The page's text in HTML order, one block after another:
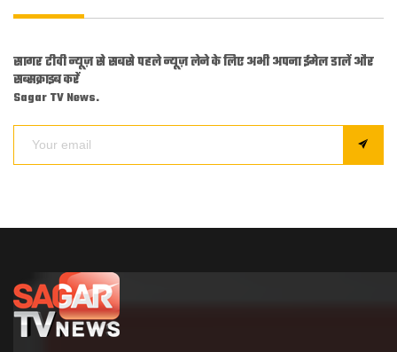
सागर टीवी न्यूज़ से सबसे पहले न्यूज़ लेने के लिए अभी अपना ईमेल डालें और
सब्सक्राइब करें
Sagar TV News.